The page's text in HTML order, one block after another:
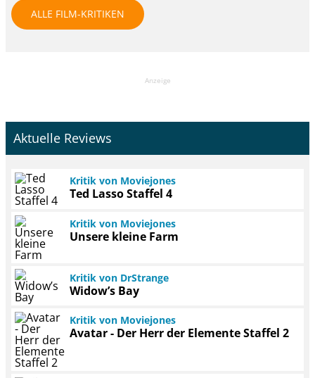
ALLE FILM-KRITIKEN
Anzeige
Aktuelle Reviews
Kritik von Moviejones
Ted Lasso Staffel 4
Kritik von Moviejones
Unsere kleine Farm
Kritik von DrStrange
Widow’s Bay
Kritik von Moviejones
Avatar - Der Herr der Elemente Staffel 2